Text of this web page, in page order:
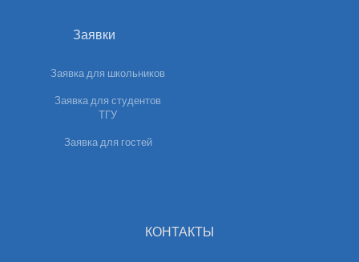
Заявки
Заявка для школьников
Заявка для студентов
ТГУ
Заявка для гостей
КОНТАКТЫ